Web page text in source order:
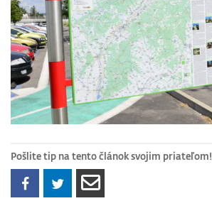
Pošlite tip na tento článok svojim priateľom!